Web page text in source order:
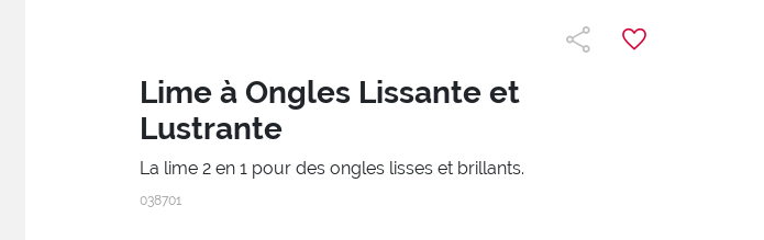
Lime à Ongles Lissante et
Lustrante
La lime 2 en 1 pour des ongles lisses et brillants.
038701